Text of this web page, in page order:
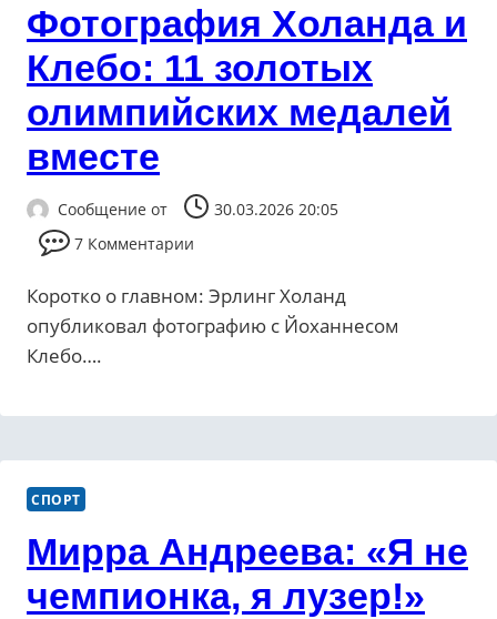
Фотография Холанда и
Клебо: 11 золотых
олимпийских медалей
вместе
Сообщение от
30.03.2026 20:05
7 Комментарии
Коротко о главном: Эрлинг Холанд
опубликовал фотографию с Йоханнесом
Клебо….
СПОРТ
Мирра Андреева: «Я не
чемпионка, я лузер!»